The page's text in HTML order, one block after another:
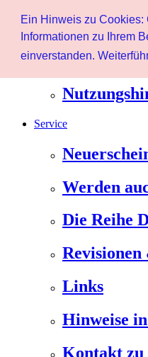
Ein Hinweis zu
Informationen zu Ihrem
einverstanden.
Home page
Newsletter
Service
Werden
Die Reihe
Links
Hinweise
Kontakt zu